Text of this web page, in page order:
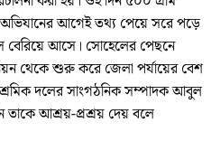
আগেই তথ্য পেয়ে সরে পড়ে
আসে। সোহেলের পেছনে
থেকে শুরু করে জেলা পর্যায়ের বেশ
দলের সাংগঠনিক সম্পাদক আবুল
তাকে আশ্রয়-প্রশ্রয় দেয় বলে